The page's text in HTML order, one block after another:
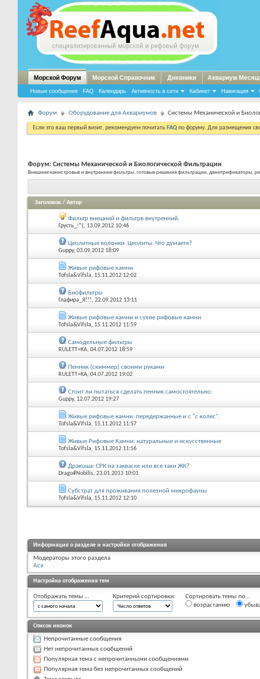
Морской Форум
Новые сообщения FAQ Календарь Активность в сети Кабинет Навигация
Морской Справочник Дневники Аквариум
Форум Оборудование для Аквариумов Системы Механической и
Если это ваш первый визит, рекомендуем почитать FAQ по форуму. Для размещения
Форум: Системы Механической и Биологической Фильтрации
Внешние канистровые и внутренние фильтры, готовые решения фильтрации,
Заголовок / Автор
Фильтр внешний и фильтрв внутренний.
Грусть_:*(, 13.09.2012 10:46
Цеолитные колонки. Цеолиты. Что думаете?
Guppy, 03.09.2012 18:09
Живые рифовые камни
Tofsla&Vifsla, 15.11.2012 12:02
Биофильтры
Глафира_Я!!!, 22.09.2012 13:11
Живые рифовые камни и сухие рифовые камни
Tofsla&Vifsla, 15.11.2012 11:59
Самодельные фильтры
RULETT=KA, 04.07.2012 18:59
Пенник (скиммер) своими руками
RULETT=KA, 04.07.2012 19:02
Стоит ли пытаться сделать пенник самостоятельно:
Guppy, 12.07.2012 19:27
Живые рифовые камни: передержанные и с "с колес".
Tofsla&Vifsla, 15.11.2012 11:57
Живые Рифовые Камни: натуральные и искусственные
Tofsla&Vifsla, 15.11.2012 11:56
Дракоша: СРК на закваске или все таки ЖК?
Drago#Nobilis, 23.01.2013 10:01
Субстрат для проживания полезной микрофауны
Tofsla&Vifsla, 15.11.2012 12:10
Информация о разделе и настройки отображения
Модераторы этого раздела
Ася
Настройка отображения тем
Отображать темы ... Критерий сортировки:
Сортировать темы по...
возрастанию
Список иконок
Непрочитанные сообщения
Нет непрочитанных сообщений
Популярная тема с непрочитанными сообщениями
Популярная тема без непрочитанных сообщений